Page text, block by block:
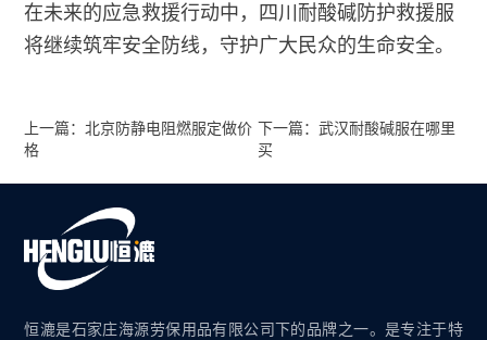
在未来的应急救援行动中，四川耐酸碱防护救援服
将继续筑牢安全防线，守护广大民众的生命安全。
上一篇：北京防静电阻燃服定做价
格
下一篇：武汉耐酸碱服在哪里
买
恒漉是石家庄海源劳保用品有限公司下的品牌之一。是专注于特